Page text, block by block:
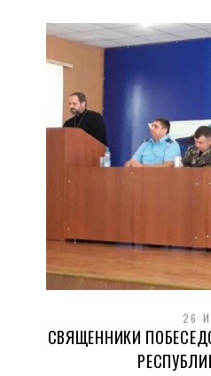
26
СВЯЩЕННИКИ